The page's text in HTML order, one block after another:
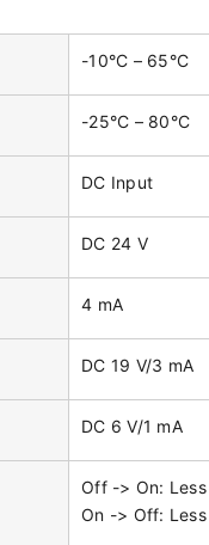
-10°C – 65°C
-25°C – 80°C
DC Input
DC 24 V
4 mA
DC 19 V/3 mA
DC 6 V/1 mA
Off -> On:
On -> Off: